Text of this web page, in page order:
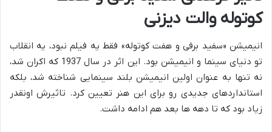
کوتوله والت دیزنی
انیمیشن «سفید برفی و هفت کوتوله» فقط یه فیلم نبود، یه انقلاب
تو دنیای سینما و انیمیشن بود. این اثر در سال 1937 که اکران شد،
نه تنها به عنوان اولین انیمیشن بلند سینمایی شناخته شد، بلکه
استانداردهای جدیدی رو برای این هنر تعیین کرد. تاثیرش اونقدر
زیاد بود که تا دهه ها بعد هم ادامه داشت.